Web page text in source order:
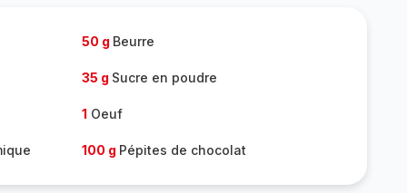
50 g Beurre
35 g Sucre en poudre
1 Oeuf
100 g Pépites de chocolat